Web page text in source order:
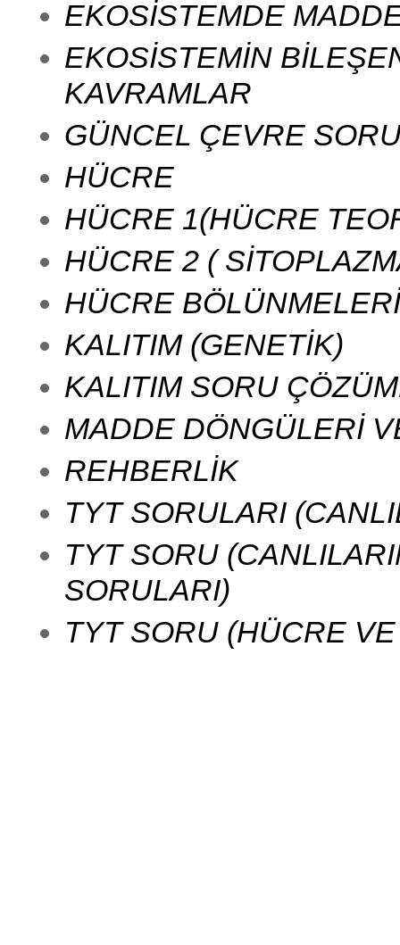
EKOSİSTEMDE
EKOSİSTEMİN
KAVRAMLAR
GÜNCEL ÇEVRE
HÜCRE
HÜCRE 1(HÜCRE
HÜCRE 2 (
HÜCRE BÖLÜNMELERİ
KALITIM (GENETİK)
KALITIM SORU
MADDE DÖNGÜLERİ
REHBERLİK
TYT SORULARI
TYT SORU
SORULARI)
TYT SORU (HÜCRE